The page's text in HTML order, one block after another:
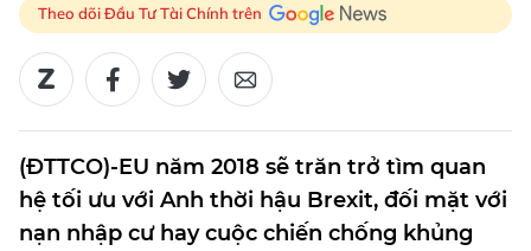
Theo dõi Đầu Tư Tài Chính trên
(ĐTTCO)-EU năm 2018 sẽ trăn trở tìm quan
hệ tối ưu với Anh thời hậu Brexit, đối mặt với
nạn nhập cư hay cuộc chiến chống khủng